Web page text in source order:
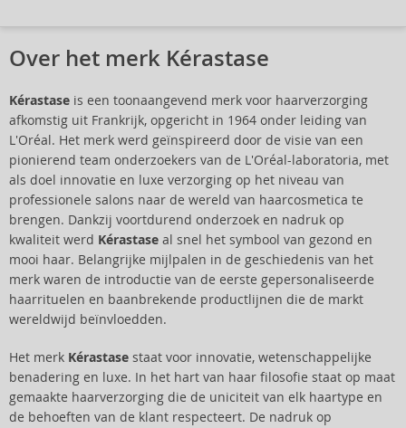
Over het merk Kérastase
Kérastase is een toonaangevend merk voor haarverzorging
afkomstig uit Frankrijk, opgericht in 1964 onder leiding van
L'Oréal. Het merk werd geïnspireerd door de visie van een
pionierend team onderzoekers van de L'Oréal-laboratoria, met
als doel innovatie en luxe verzorging op het niveau van
professionele salons naar de wereld van haarcosmetica te
brengen. Dankzij voortdurend onderzoek en nadruk op
kwaliteit werd Kérastase al snel het symbool van gezond en
mooi haar. Belangrijke mijlpalen in de geschiedenis van het
merk waren de introductie van de eerste gepersonaliseerde
haarrituelen en baanbrekende productlijnen die de markt
wereldwijd beïnvloedden.
Het merk Kérastase staat voor innovatie, wetenschappelijke
benadering en luxe. In het hart van haar filosofie staat op maat
gemaakte haarverzorging die de uniciteit van elk haartype en
de behoeften van de klant respecteert. De nadruk op